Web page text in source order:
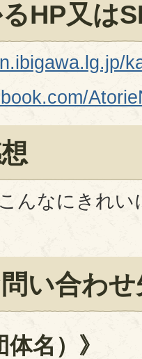
HP又は
んなにきれ
い合わ
体名）》